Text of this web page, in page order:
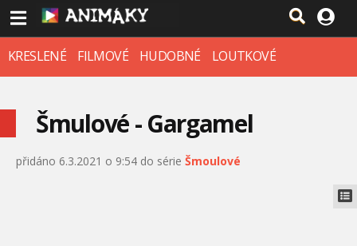
KRESLENÉ FILMOVÉ HUDOBNÉ LOUTKOVÉ
Šmulové - Gargamel
přidáno 6.3.2021 o 9:54 do série Šmoulové